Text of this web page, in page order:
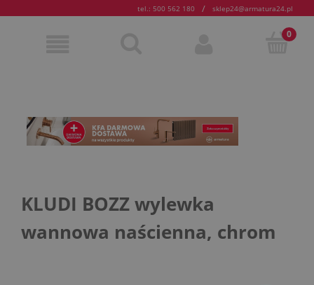
tel.: 500 562 180 / sklep24@armatura24.pl
KLUDI BOZZ wylewka
wannowa naścienna, chrom